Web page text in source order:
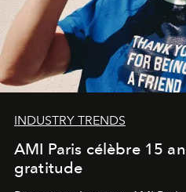
INDUSTRY TRENDS
AMI Paris célèbre 15
gratitude